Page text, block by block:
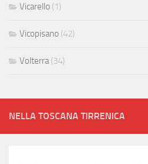
Vicarello (1)
Vicopisano (42)
Volterra (34)
NELLA TOSCANA TIRRENICA